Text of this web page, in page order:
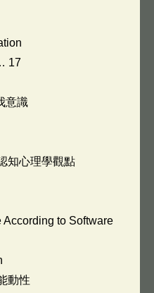
意識
知心理學觀點
According to Software
動性